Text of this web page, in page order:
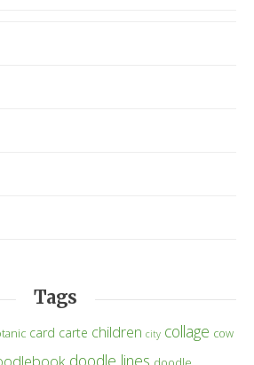
Tags
card carte children city collage cow